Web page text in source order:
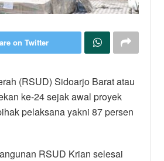
on Twitter
(RSUD) Sidoarjo Barat atau
ke-24 sejak awal proyek
pelaksana yakni 87 persen
RSUD Krian selesai